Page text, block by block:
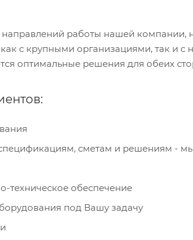
работы нашей компании,
с крупными организациями, так и
оптимальные решения для обеих
сметам и решениям -
техническое обеспечение
под Вашу задачу